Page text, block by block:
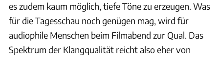
es zudem kaum möglich, tiefe Töne zu erzeugen. Was
für die Tagesschau noch genügen mag, wird für
audiophile Menschen beim Filmabend zur Qual. Das
Spektrum der Klangqualität reicht also eher von